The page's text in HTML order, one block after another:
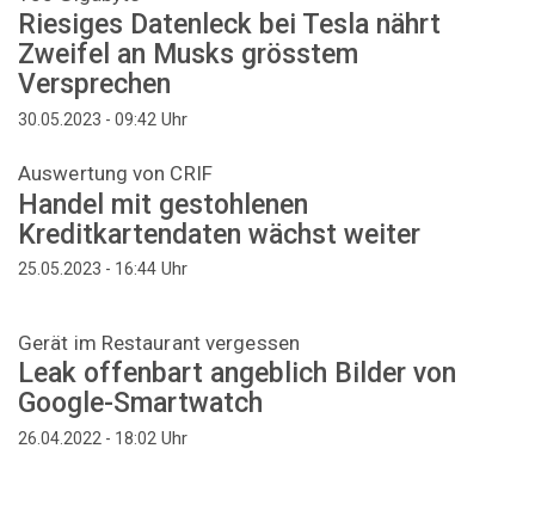
Riesiges Datenleck bei Tesla nährt
Zweifel an Musks grösstem
Versprechen
30.05.2023 - 09:42 Uhr
Auswertung von CRIF
Handel mit gestohlenen
Kreditkartendaten wächst weiter
25.05.2023 - 16:44 Uhr
Gerät im Restaurant vergessen
Leak offenbart angeblich Bilder von
Google-Smartwatch
26.04.2022 - 18:02 Uhr